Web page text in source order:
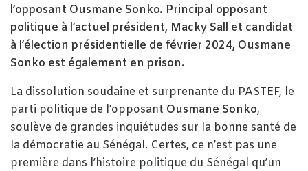
l’opposant Ousmane Sonko. Principal opposant
politique à l’actuel président, Macky Sall et candidat
à l’élection présidentielle de février 2024, Ousmane
Sonko est également en prison.
La dissolution soudaine et surprenante du PASTEF, le
parti politique de l’opposant Ousmane Sonko,
soulève de grandes inquiétudes sur la bonne santé de
la démocratie au Sénégal. Certes, ce n’est pas une
première dans l’histoire politique du Sénégal qu’un